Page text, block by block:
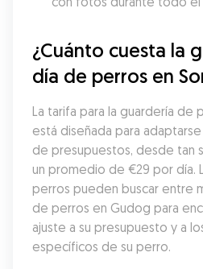
¿Cuánto cuesta la
día de perros en
La tarifa para la guardería de
está diseñada para
de presupuestos, desde tan
un promedio de €29 por día.
perros pueden buscar entre
de perros en Gudog para
ajuste a su presupuesto y a
específicos de su perro.